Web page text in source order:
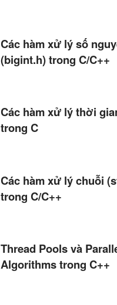
Các hàm xử lý số
(bigint.h) trong C/C++
Các hàm xử lý thời
trong C
Các hàm xử lý chuỗi
trong C/C++
Thread Pools và
Algorithms trong C++